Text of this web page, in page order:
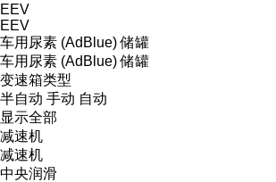
EEV
EEV
车用尿素 (AdBlue) 储罐
车用尿素 (AdBlue) 储罐
变速箱类型
半自动 手动 自动
显示全部
减速机
减速机
中央润滑